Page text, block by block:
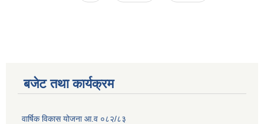
बजेट तथा कार्यक्रम
वार्षिक विकास योजना आ.व ०८२/८३